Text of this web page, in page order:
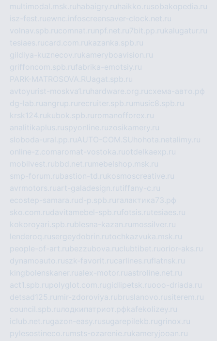
multimodal.msk.ru habaigry.ru haikko.rusobakopedia.ru
isz-fest.ruewnc.infoscreensaver-clock.net.ru
volnav.spb.rucomnat.ru npf.net.ru 7bit.pp.rukalugatur.ru
tesiaes.rucard.com.rukazanka.spb.ru
gildiya-kuznecov.rukameryboavision.ru
griffoncom.spb.rufabrika-emotsiy.ru
PARK-MATROSOVA.RUagat.spb.ru
avtoyurist-moskva1.ru hardware.org.ruсхема-авто.рф
dg-lab.ruangrup.ru recruiter.spb.ru music8.spb.ru
krsk124.rukubok.spb.ru romanofforex.ru
analitikaplus.ruspyonline.ruzosikamery.ru
sloboda-ural.pp.ruAUTO-COM.SU hohota.net alimy.ru
online-z.comaromat-vostoka.ruotdelkaexp.ru
mobilvest.rubbd.net.ru mebelshop.msk.ru
smp-forum.rubastion-td.rukosmoscreative.ru
avrmotors.ruart-galadesign.rutiffany-c.ru
ecostep-samara.rud-p.spb.ru галактика73.рф
sko.com.rudavitamebel-spb.rufotsis.rutesiaes.ru
kokoroyari.spb.rublesna-kazan.ru mossilver.ru
lenderoq.rusergeydobrin.rutochkazvuka.msk.ru
people-of-art.rubezzubova.ruclubtibet.ruorior-aks.ru
dynamoauto.ruszk-favorit.rucarlines.ruflatnsk.ru
kingbolenskaner.rualex-motor.ruastroline.net.ru
act1.spb.rupolyglot.com.rugidlipetsk.ruooo-driada.ru
detsad125.ru mir-zdoroviya.rubruslanovo.rusiterem.ru
council.spb.ruлодкипатриот.рфkafekolizey.ru
iclub.net.rugazon-easy.rusugarepilekb.rugrinox.ru
pylesostineco.ru msts-ozarenie.rukameryjooan.ru